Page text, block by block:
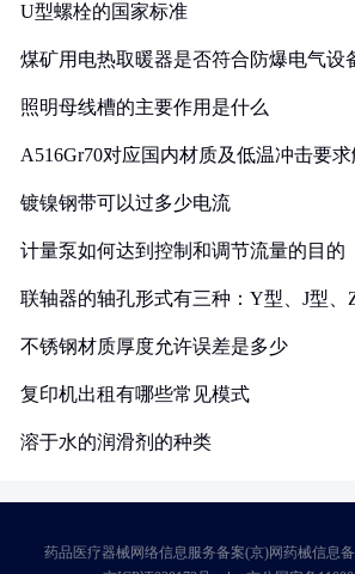
U型螺栓的国家标准
煤矿用电热取暖器是否符合防爆电气设
照明母线槽的主要作用是什么
A516Gr70对应国内材质及低温冲击要
镀镍钢带可以过多少电流
计量泵如何达到控制和调节流量的目的
联轴器的轴孔形式有三种：Y型、J型、
不锈钢材质厚度允许误差是多少
复印机出租有哪些常见模式
溶于水的润滑剂的种类
药品医疗器械网络信息服务备案(京)网药械信息